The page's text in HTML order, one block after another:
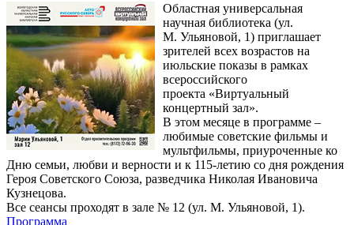
Областная универсальная
научная библиотека (ул.
М. Ульяновой, 1) приглашает
зрителей всех возрастов на
июльские показы в рамках
всероссийского
проекта «Виртуальный
концертный зал».
В этом месяце в программе –
любимые советские фильмы и
мультфильмы, приуроченные ко
Дню семьи, любви и верности и к 115-летию со дня рождения
Героя Советского Союза, разведчика Николая Ивановича
Кузнецова.
Все сеансы проходят в зале № 12 (ул. М. Ульяновой, 1).
Программа